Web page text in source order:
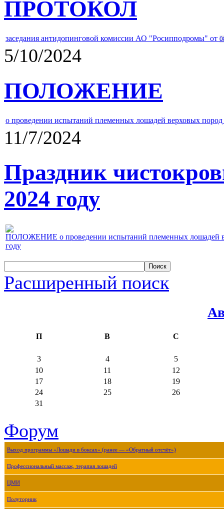
ПРОТОКОЛ
заседания антидопинговой комиссии АО "Росипподромы" от
5/10/2024
ПОЛОЖЕНИЕ
о проведении испытаний племенных лошадей верховых
11/7/2024
Праздник
2024 году
ПОЛОЖЕНИЕ о проведении испытаний племенных лошадей
году
Расширенный поиск
П В С
3 4
5
10
11
12
17
18
19
24
25
26
31
Форум
Выход программы «Лошади в боксах» (ранее — «Обратный отсчёт»)
Профессиональный массаж, терапия лошадей
ЦМИ
Полуторник